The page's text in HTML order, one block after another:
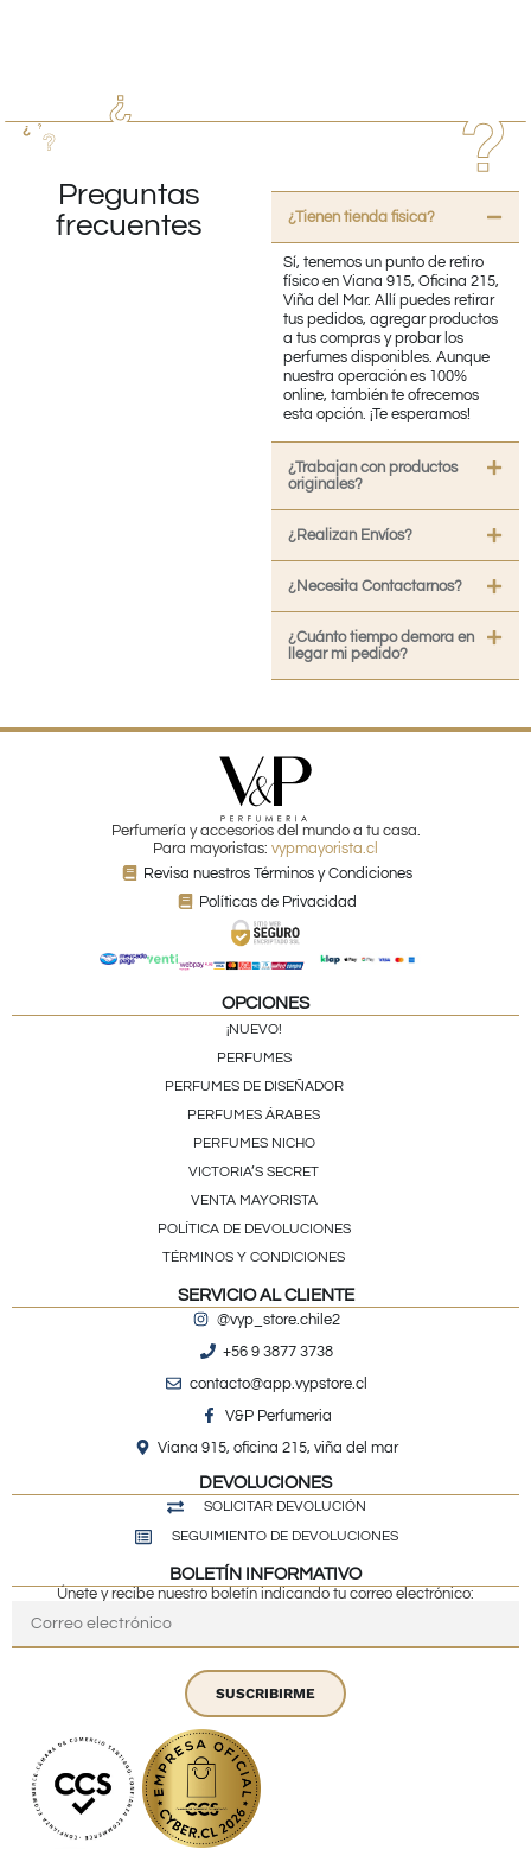
Preguntas
frecuentes
¿Tienen tienda fisica?
Sí, tenemos un punto de retiro
físico en Viana 915, Oficina 215,
Viña del Mar. Allí puedes retirar
tus pedidos, agregar productos
a tus compras y probar los
perfumes disponibles. Aunque
nuestra operación es 100%
online, también te ofrecemos
esta opción. ¡Te esperamos!
¿Trabajan con productos
originales?
¿Realizan Envíos?
¿Necesita Contactarnos?
¿Cuánto tiempo demora en
llegar mi pedido?
Perfumería y accesorios del mundo a tu casa.
Para mayoristas: vypmayorista.cl
Revisa nuestros Términos y Condiciones
Políticas de Privacidad
OPCIONES
¡NUEVO!
PERFUMES
PERFUMES DE DISEÑADOR
PERFUMES ÁRABES
PERFUMES NICHO
VICTORIA’S SECRET
VENTA MAYORISTA
POLÍTICA DE DEVOLUCIONES
TÉRMINOS Y CONDICIONES
SERVICIO AL CLIENTE
@vyp_store.chile2
+56 9 3877 3738
contacto@app.vypstore.cl
V&P Perfumeria
Viana 915, oficina 215, viña del mar
DEVOLUCIONES
SOLICITAR DEVOLUCIÓN
SEGUIMIENTO DE DEVOLUCIONES
BOLETÍN INFORMATIVO
Únete y recibe nuestro boletín indicando tu correo electrónico:
SUSCRIBIRME